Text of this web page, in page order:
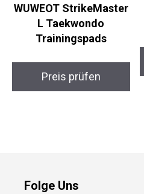
WUWEOT StrikeMaster
L Taekwondo
Trainingspads
Preis prüfen
Folge Uns